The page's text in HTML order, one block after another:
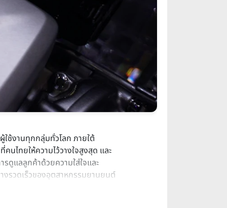
ช้งานทุกกลุ่มทั่วโลก ภายใต้
ไทยให้ความไว้วางใจสูงสุด และ
แลลูกค้าด้วยความใส่ใจและ
รวดเร็วของอุตสาหกรรมยานยนต์